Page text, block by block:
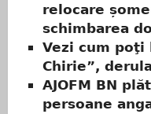
relocare
schimbarea
Vezi cum poţi
Chirie”,
AJOFM BN
persoane